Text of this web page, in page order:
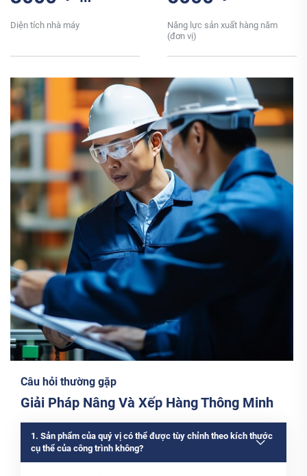
Diện tích nhà máy
Năng lực sản xuất hàng năm
(đơn vị)
Câu hỏi thường gặp
Giải Pháp Nâng Và Xếp Hàng Thông Minh
1. Sản phẩm của quý vị có thể được tùy chỉnh theo kích thước
cụ thể của công trình không?